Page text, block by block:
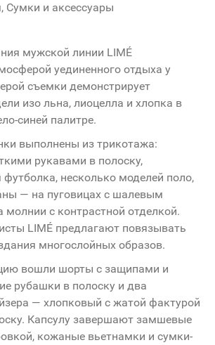
и аксессуары
мужской линии LIMÉ
уединенного отдыха у
съемки демонстрирует
изо льна, лиоцелла и хлопка в
синей палитре.
выполнены из трикотажа:
рукавами в полоску,
футболка, несколько моделей поло,
— на пуговицах с шалевым
молнии с контрастной отделкой.
LIMÉ предлагают повязывать
многослойных образов.
вошли шорты с защипами и
рубашки в полоску и два
— хлопковый с жатой фактурой
Капсулу завершают замшевые
кожаные вьетнамки и сумки-